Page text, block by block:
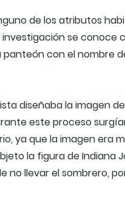
de los atributos
se
con el nombre
diseñaba la imagen
este proceso
ya que la imagen era
la figura de Indiana
no llevar el sombrero,